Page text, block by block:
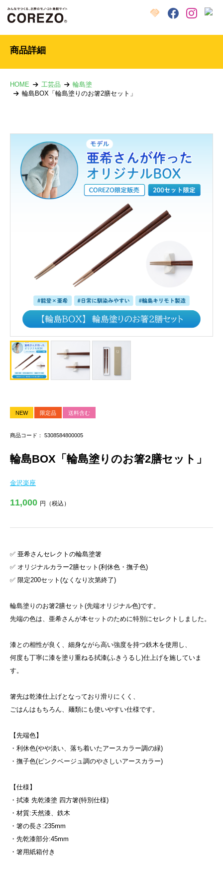
クラウドファンディング
FacebookInstagram
X
商品詳細
HOME 工芸品
輪島塗
輪島BOX「輪島塗りのお箸2膳セット」
NEW 限定品 送料含む
商品コード： 5308584800005
輪島BOX「輪島塗りのお箸2膳セット」
金沢楽座
11,000 円（税込）
✅ 亜希さんセレクトの輪島塗箸
✅ オリジナルカラー2膳セット(利休色・撫子色)
✅ 限定200セット(なくなり次第終了)
輪島塗りのお箸2膳セット(先端オリジナル色)です。
先端の色は、亜希さんが本セットのために特別にセレクトしました。
漆との相性が良く、細身ながら高い強度を持つ鉄木を使用し、
何度も丁寧に漆を塗り重ねる拭漆(ふきうるし)仕上げを施していま
す。
箸先は乾漆仕上げとなっており滑りにくく、
ごはんはもちろん、麺類にも使いやすい仕様です。
【先端色】
・利休色(やや淡い、落ち着いたアースカラー調の緑)
・撫子色(ピンクベージュ調のやさしいアースカラー)
【仕様】
・拭漆 先乾漆塗 四方箸(特別仕様)
・材質:天然漆、鉄木
・箸の長さ:235mm
・先乾漆部分:45mm
・箸用紙箱付き